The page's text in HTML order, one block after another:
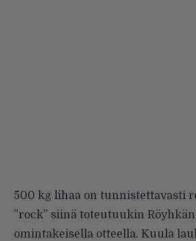
500 kg lihaa on tunnistettavasti
”rock” siinä toteutuukin
omintakeisella otteella. Kuula